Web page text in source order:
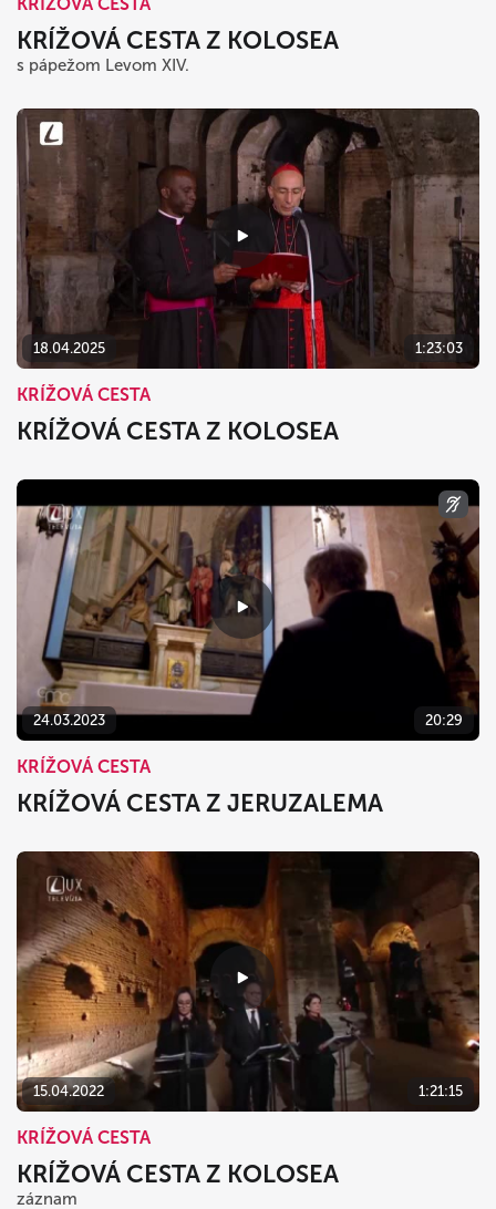
KRÍŽOVÁ CESTA Z KOLOSEA
s pápežom Levom XIV.
18.04.2025 1:23:03
KRÍŽOVÁ CESTA
KRÍŽOVÁ CESTA Z KOLOSEA
24.03.2023 20:29
KRÍŽOVÁ CESTA
KRÍŽOVÁ CESTA Z JERUZALEMA
15.04.2022 1:21:15
KRÍŽOVÁ CESTA
KRÍŽOVÁ CESTA Z KOLOSEA
záznam